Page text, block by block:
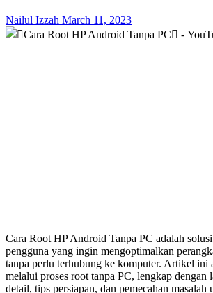
Nailul Izzah March 11, 2023
Cara Root HP Android Tanpa PC adalah
pengguna yang ingin mengoptimalkan
tanpa perlu terhubung ke komputer. Artikel ini
melalui proses root tanpa PC, lengkap dengan
detail, tips persiapan, dan pemecahan masalah